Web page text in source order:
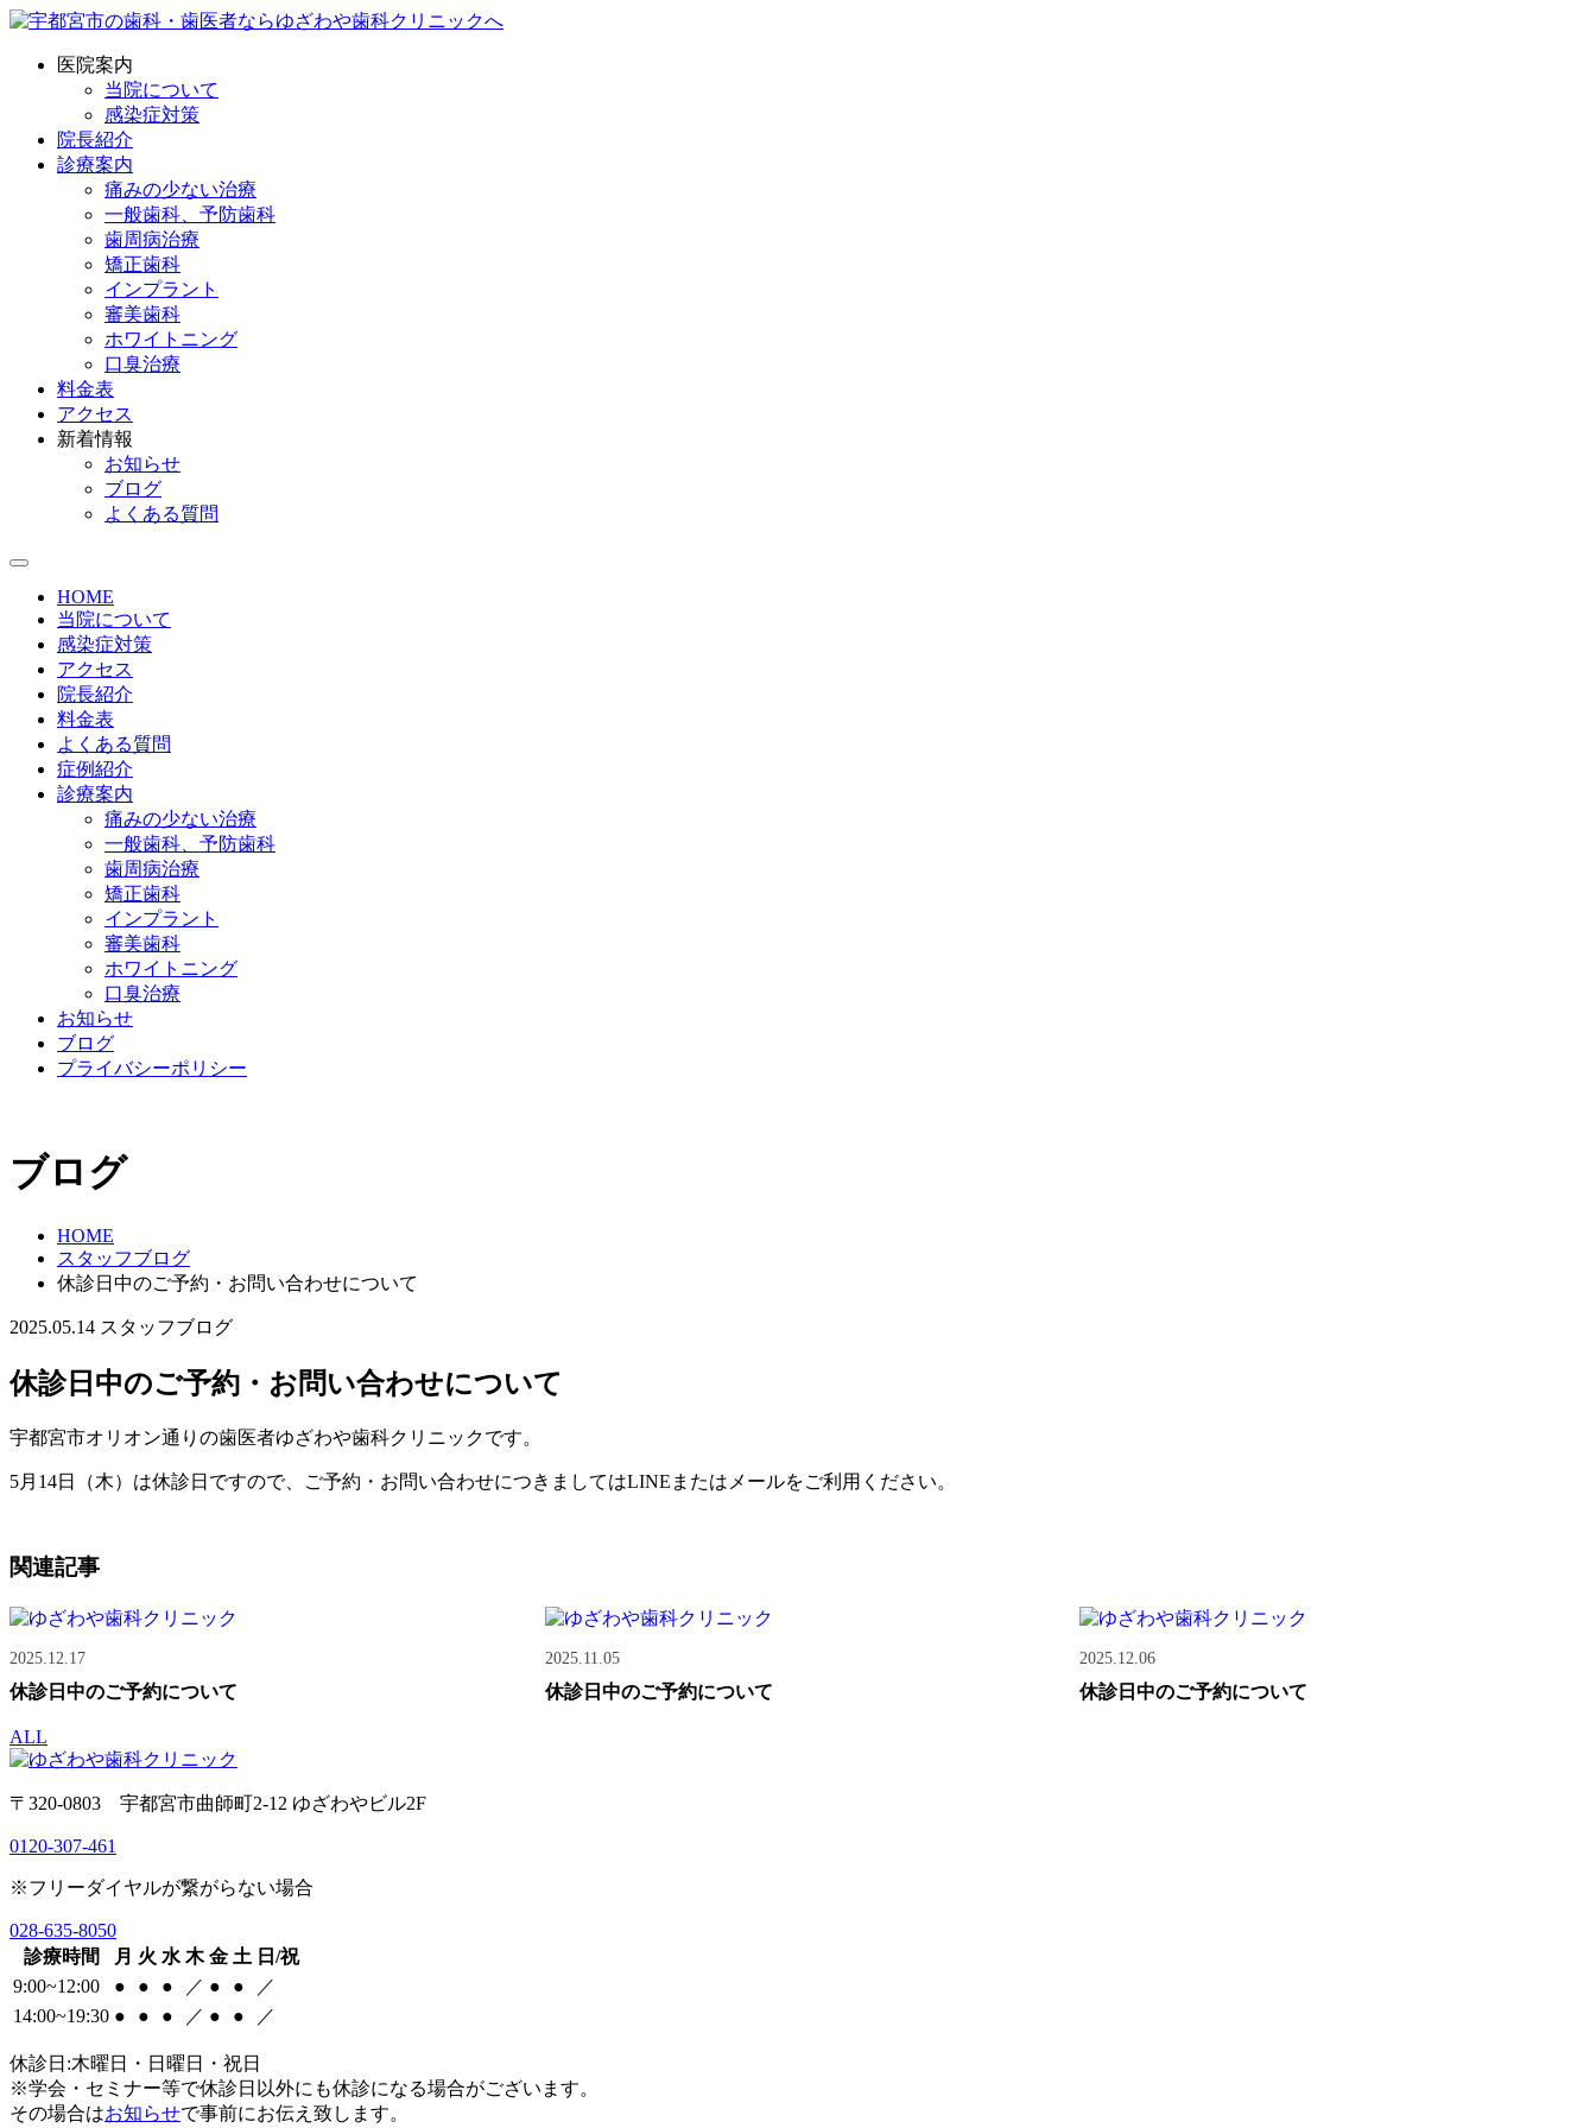
医院案内
当院について
感染症対策
院長紹介
診療案内
痛みの少ない治療
一般歯科、予防歯科
歯周病治療
矯正歯科
インプラント
審美歯科
ホワイトニング
口臭治療
料金表
アクセス
新着情報
お知らせ
ブログ
よくある質問
HOME
当院について
感染症対策
アクセス
院長紹介
料金表
よくある質問
症例紹介
診療案内
痛みの少ない治療
一般歯科、予防歯科
歯周病治療
矯正歯科
インプラント
審美歯科
ホワイトニング
口臭治療
お知らせ
ブログ
プライバシーポリシー
ブログ
HOME
スタッフブログ
休診日中のご予約・お問い合わせについて
2025.05.14 スタッフブログ
休診日中のご予約・お問い合わせについて
宇都宮市オリオン通りの歯医者ゆざわや歯科クリニックです。
5月14日（木）は休診日ですので、ご予約・お問い合わせにつきましてはLINEまたはメールをご利用ください。
関連記事
2025.12.17
休診日中のご予約について
2025.11.05
休診日中のご予約について
2025.12.06
休診日中のご予約について
ALL
〒320-0803 宇都宮市曲師町2-12 ゆざわやビル2F
0120-307-461
※フリーダイヤルが繋がらない場合
028-635-8050
診療時間
月 火 水 木 金 土 日/祝
9:00~12:00
● ● ● ／ ● ●
／
14:00~19:30 ● ● ● ／ ● ● ／
休診日:木曜日・日曜日・祝日
※学会・セミナー等で休診日以外にも休診になる場合がございます。
その場合はお知らせで事前にお伝え致します。